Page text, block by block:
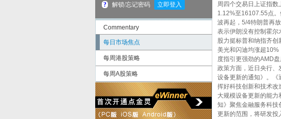
Commentary
每日市场焦点
每周港股策略
每周A股策略
周四个交易日上证指
1.12%至16107.55点
波再起，5/4特朗普再
表示伊朗没有控制霍尔
股力挺标普和纳指齐创
美光和闪迪均涨超
度指引更强劲的AMD盘
政策方面，近日央行、
设备更新的通知》。《
挥好科技创新和技术改
大规模设备更新的能
知》聚焦金融服务科技
更新的范围，将研发投